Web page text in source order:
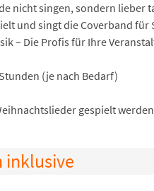
nicht singen, sondern lieber
und singt die Coverband für
– Die Profis für Ihre
(je nach Bedarf)
gespielt
inklusive